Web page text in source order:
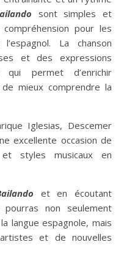
sont simples et
pour les
La chanson
et des expressions
permet d’enrichir
mieux comprendre la
Iglesias, Descemer
excellente occasion de
styles musicaux en
et en écoutant
non seulement
langue espagnole, mais
et de nouvelles